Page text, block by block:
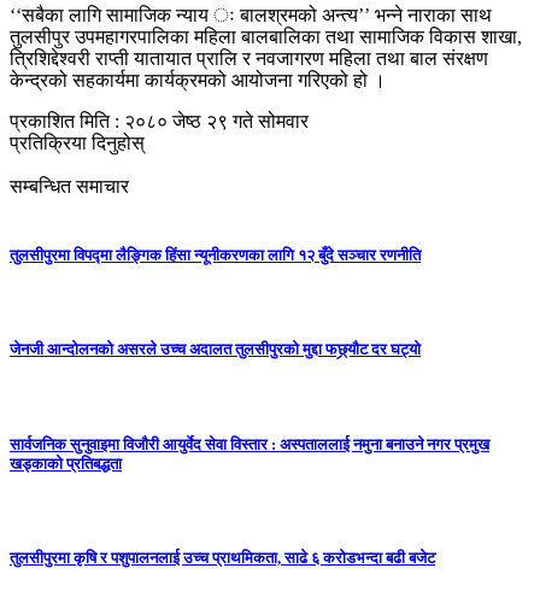
‘‘सबैका लागि सामाजिक न्याय ः बालश्रमको अन्त्य’’ भन्ने नाराका साथ
तुलसीपुर उपमहागरपालिका महिला बालबालिका तथा सामाजिक विकास शाखा,
त्रिशिद्देश्वरी राप्ती यातायात प्रालि र नवजागरण महिला तथा बाल संरक्षण
केन्द्रको सहकार्यमा कार्यक्रमको आयोजना गरिएको हो ।
प्रकाशित मिति : २०८० जेष्ठ २९ गते सोमवार
प्रतिक्रिया दिनुहोस्
सम्बन्धित समाचार
तुलसीपुरमा विपद्मा लैङ्गिक हिंसा न्यूनीकरणका लागि १२ बुँदे सञ्चार रणनीति
जेनजी आन्दोलनको असरले उच्च अदालत तुलसीपुरको मुद्दा फछ्र्यौट दर घट्यो
सार्वजनिक सुनुवाइमा विजाैरी आयुर्वेद सेवा विस्तार : अस्पताललाई नमुना बनाउने नगर प्रमुख
खड्काकाे प्रतिबद्धता
तुलसीपुरमा कृषि र पशुपालनलाई उच्च प्राथमिकता, साढे ६ करोडभन्दा बढी बजेट